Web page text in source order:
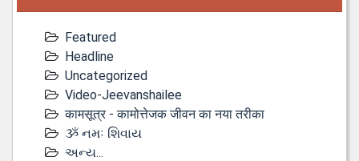
Featured
Headline
Uncategorized
Video-Jeevanshailee
कामसूत्र - कामोत्तेजक जीवन का नया तरीका
ૐ નમઃ શિવાય
અન્ય...